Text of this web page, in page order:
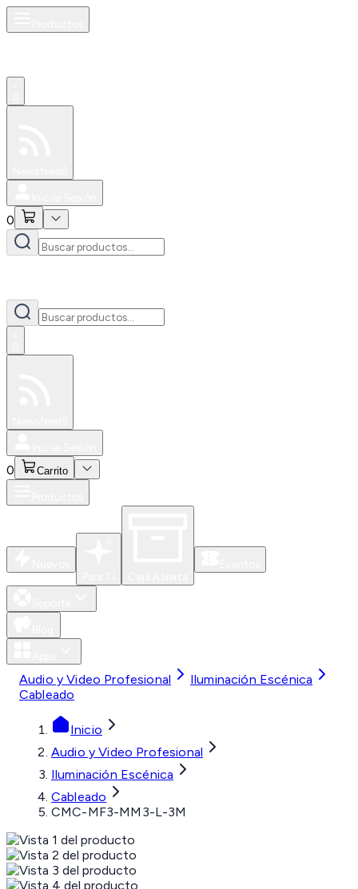
0
0 Carrito
Audio y Video Profesional
Iluminación Escénica
Cableado
Inicio
Audio y Video Profesional
Iluminación Escénica
Cableado
CMC-MF3-MM3-L-3M